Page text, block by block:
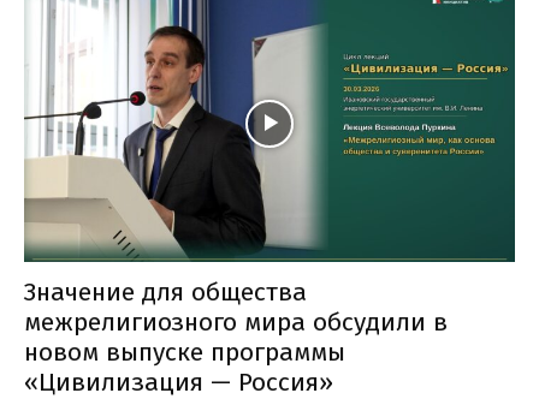
Значение для общества
межрелигиозного мира обсудили в
новом выпуске программы
«Цивилизация — Россия»